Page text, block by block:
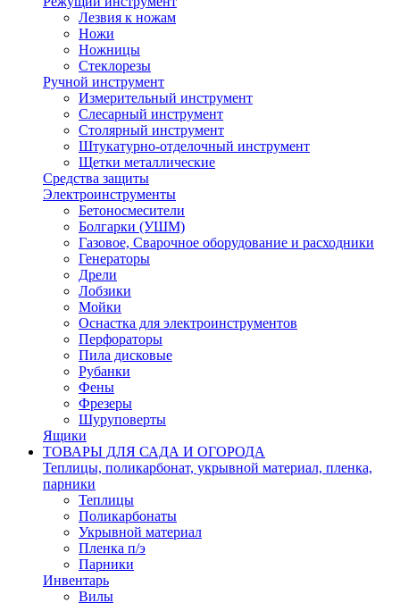
Лезвия к ножам
Ножи
Ножницы
Стеклорезы
Ручной инструмент
Измерительный инструмент
Слесарный инструмент
Столярный инструмент
Штукатурно-отделочный инструмент
Щетки металлические
Средства защиты
Электроинструменты
Бетоносмесители
Болгарки (УШМ)
Газовое, Сварочное оборудование и расходники
Генераторы
Дрели
Лобзики
Мойки
Оснастка для электроинструментов
Перфораторы
Пила дисковые
Рубанки
Фены
Фрезеры
Шуруповерты
Ящики
ТОВАРЫ ДЛЯ САДА И ОГОРОДА
Теплицы, поликарбонат, укрывной материал, пленка,
парники
Теплицы
Поликарбонаты
Укрывной материал
Пленка п/э
Парники
Инвентарь
Вилы